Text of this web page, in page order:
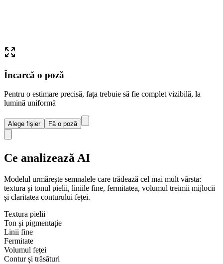
Încarcă o poză
Pentru o estimare precisă, fața trebuie să fie complet vizibilă, la
lumină uniformă
Alege fișier Fă o poză
Ce analizează AI
Modelul urmărește semnalele care trădează cel mai mult vârsta:
textura și tonul pielii, liniile fine, fermitatea, volumul treimii mijlocii
și claritatea conturului feței.
Textura pielii
Ton și pigmentație
Linii fine
Fermitate
Volumul feței
Contur și trăsături